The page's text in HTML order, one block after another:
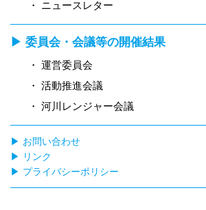
・ ニュースレター
▶ 委員会・会議等の開催結果
・運営委員会
・活動推進会議
・河川レンジャー会議
▶ お問い合わせ
▶ リンク
▶ プライバシーポリシー